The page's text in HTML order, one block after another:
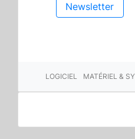
Newsletter
LOGICIEL MATÉRIEL &